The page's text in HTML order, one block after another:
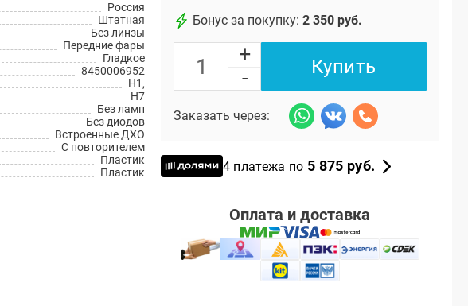
Россия
Штатная
Без линзы
Передние фары
Гладкое
8450006952
H1,
H7
Без ламп
Без диодов
Встроенные ДХО
С повторителем
Пластик
Пластик
Бонус за покупку: 2 350 руб.
+
-
Купить
Заказать через:
4 платежа по 5 875 руб.
Оплата и доставка